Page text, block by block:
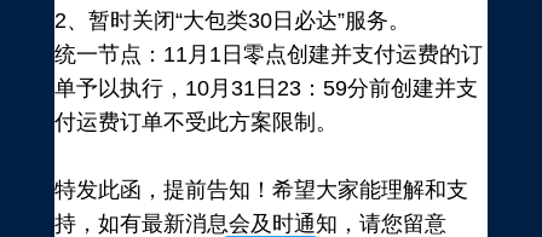
登录
注册新手有礼
价格表
2、暂时关闭“大包类30日必达”服务。
统一节点：11月1日零点创建并支付运费的订
单予以执行，10月31日23：59分前创建并支
付运费订单不受此方案限制。
特发此函，提前告知！希望大家能理解和支
持，如有最新消息会及时通知，请您留意